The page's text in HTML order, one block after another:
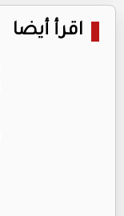
اقرأ أيضا